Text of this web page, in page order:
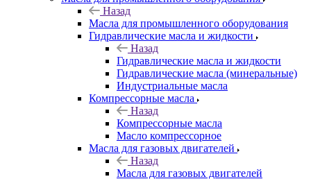
Назад
Масла для промышленного оборудования
Гидравлические масла и жидкости
Назад
Гидравлические масла и жидкости
Гидравлические масла (минеральные)
Индустриальные масла
Компрессорные масла
Назад
Компрессорные масла
Масло компрессорное
Масла для газовых двигателей
Назад
Масла для газовых двигателей